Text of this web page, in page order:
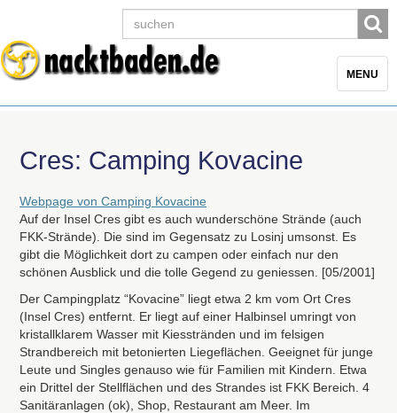
Toggle
MENU
Cres: Camping Kovacine
Webpage von Camping Kovacine
Auf der Insel Cres gibt es auch wunderschöne Strände (auch
FKK-Strände). Die sind im Gegensatz zu Losinj umsonst. Es
gibt die Möglichkeit dort zu campen oder einfach nur den
schönen Ausblick und die tolle Gegend zu geniessen. [05/2001]
Der Campingplatz “Kovacine” liegt etwa 2 km vom Ort Cres
(Insel Cres) entfernt. Er liegt auf einer Halbinsel umringt von
kristallklarem Wasser mit Kiesstränden und im felsigen
Strandbereich mit betonierten Liegeflächen. Geeignet für junge
Leute und Singles genauso wie für Familien mit Kindern. Etwa
ein Drittel der Stellflächen und des Strandes ist FKK Bereich. 4
Sanitäranlagen (ok), Shop, Restaurant am Meer. Im